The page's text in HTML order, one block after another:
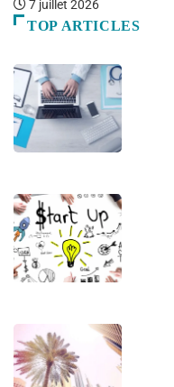
7 juillet 2026
TOP ARTICLES